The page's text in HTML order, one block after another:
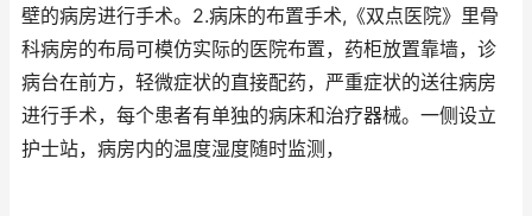
壁的病房进行手术。2.病床的布置手术,《双点医院》里骨
科病房的布局可模仿实际的医院布置，药柜放置靠墙，诊
病台在前方，轻微症状的直接配药，严重症状的送往病房
进行手术，每个患者有单独的病床和治疗器械。一侧设立
护士站，病房内的温度湿度随时监测，